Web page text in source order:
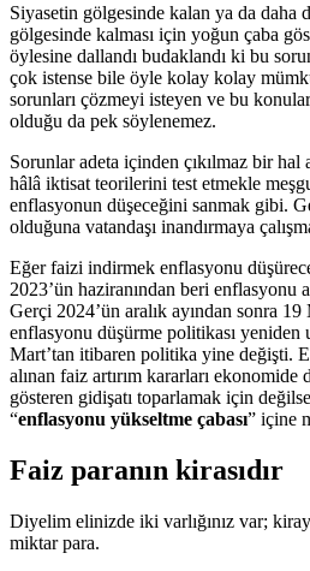
Siyasetin gölgesinde kalan ya da daha
gölgesinde kalması için yoğun çaba
öylesine dallandı budaklandı ki bu
çok istense bile öyle kolay kolay
sorunları çözmeyi isteyen ve bu
olduğu da pek söylenemez.
Sorunlar adeta içinden çıkılmaz bir hal
hâlâ iktisat teorilerini test etmekle
enflasyonun düşeceğini sanmak gibi.
olduğuna vatandaşı inandırmaya
Eğer faizi indirmek enflasyonu
2023’ün haziranından beri enflasyonu
Gerçi 2024’ün aralık ayından sonra
enflasyonu düşürme politikası
Mart’tan itibaren politika yine değişti.
alınan faiz artırım kararları ekonomide
gösteren gidişatı toparlamak için
“enflasyonu yükseltme çabası” içine
Faiz paranın kirasıdır
Diyelim elinizde iki varlığınız var;
miktar para.